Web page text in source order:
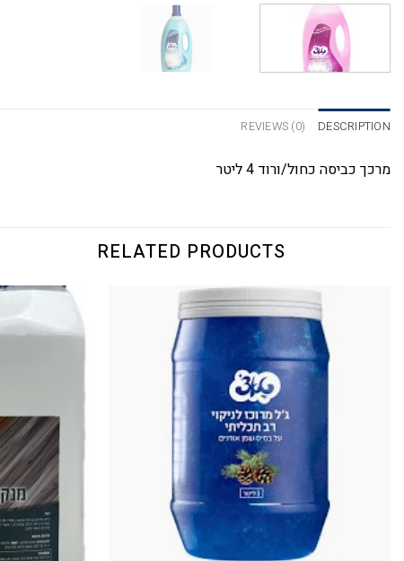
DESCRIPTION
REVIEWS (0)
מרכך כביסה כחול/ורוד 4 ליטר
RELATED PRODUCTS